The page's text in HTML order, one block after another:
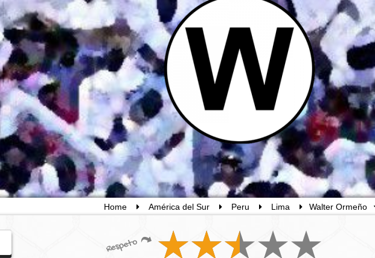
Home América del Sur Peru Lima Walter Ormeño
Respeto